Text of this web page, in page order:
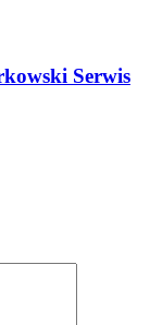
Serwis